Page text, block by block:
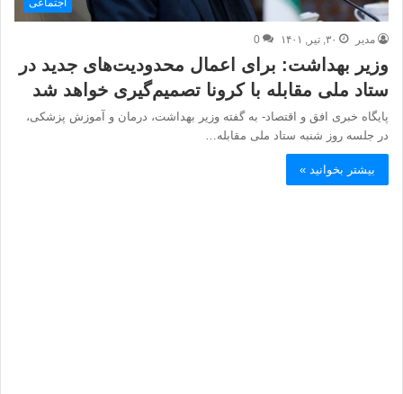
مدیر ۳۰, تیر, ۱۴۰۱ 0
وزیر بهداشت: برای اعمال محدودیت‌های جدید در
ستاد ملی مقابله با کرونا تصمیم‌گیری خواهد شد
پایگاه خبری افق و اقتصاد- به گفته وزیر بهداشت، درمان و آموزش پزشکی،
در جلسه روز شنبه ستاد ملی مقابله…
بیشتر بخوانید »